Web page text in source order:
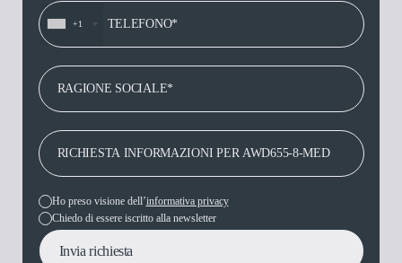
+1
Ho preso visione dell’informativa privacy
Chiedo di essere iscritto alla newsletter